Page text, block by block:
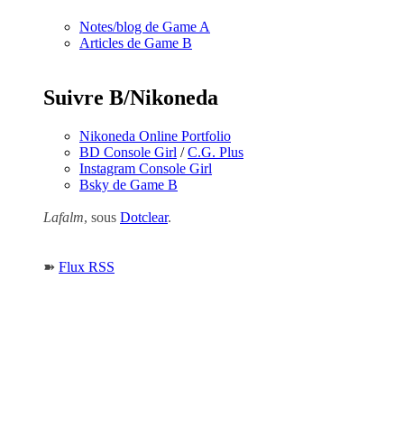
Notes/blog de Game A
Articles de Game B
Suivre B/Nikoneda
Nikoneda Online Portfolio
BD Console Girl /C.G. Plus
Instagram Console Girl
Bsky de Game B
Lafalm, sous Dotclear.
➽ Flux RSS